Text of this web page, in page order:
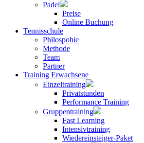
Padel
Preise
Online Buchung
Tennisschule
Philospohie
Methode
Team
Partner
Training Erwachsene
Einzeltraining
Privatstunden
Performance Training
Gruppentraining
Fast Learning
Intensivtraining
Wiedereinsteiger-Paket